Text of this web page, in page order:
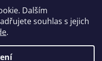
Dalším
souhlas s jejich
.